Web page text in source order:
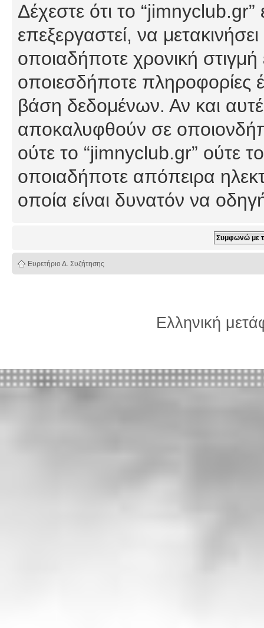
Δέχεστε ότι το
επεξεργαστεί, να
οποιαδήποτε χρονική στιγμή
οποιεσδήποτε πληροφορίες
βάση δεδομένων. Αν και
αποκαλυφθούν σε
ούτε το “jimnyclub.gr” ούτε
οποιαδήποτε απόπειρα
οποία είναι δυνατόν να
Ευρετήριο Δ. Συζήτησης
Ελληνική